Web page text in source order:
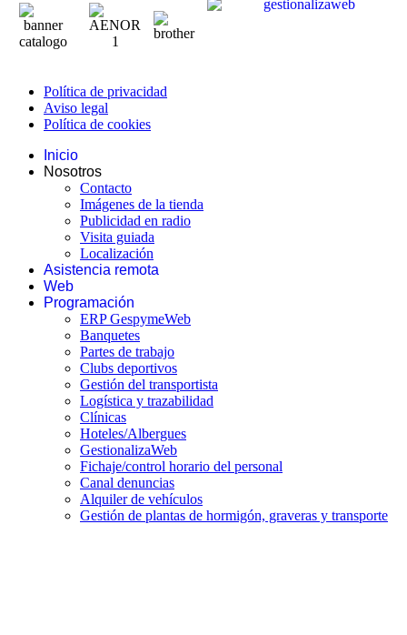
Política de privacidad
Aviso legal
Política de cookies
Inicio
Nosotros
Contacto
Imágenes de la tienda
Publicidad en radio
Visita guiada
Localización
Asistencia remota
Web
Programación
ERP GespymeWeb
Banquetes
Partes de trabajo
Clubs deportivos
Gestión del transportista
Logística y trazabilidad
Clínicas
Hoteles/Albergues
GestionalizaWeb
Fichaje/control horario del personal
Canal denuncias
Alquiler de vehículos
Gestión de plantas de hormigón, graveras y transporte